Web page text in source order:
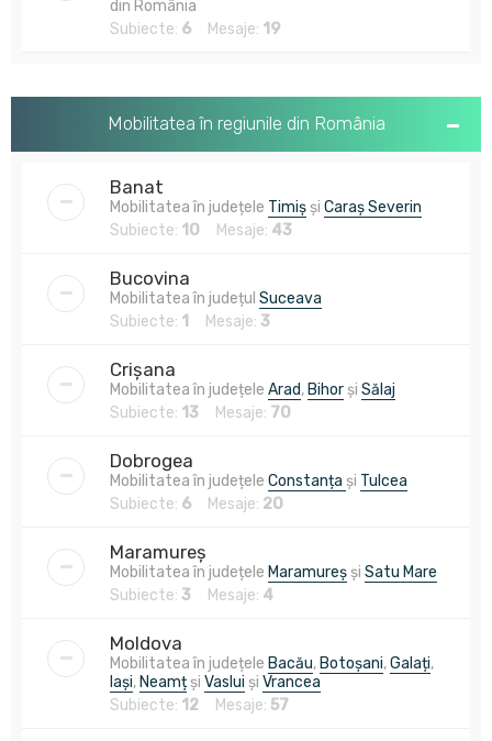
din România
Subiecte: 6 Mesaje: 19
Mobilitatea în regiunile din România
Banat
Mobilitatea în județele Timișși Caraș Severin
Subiecte: 10 Mesaje: 43
Bucovina
Mobilitatea în județul Suceava
Subiecte: 1 Mesaje: 3
Crișana
Mobilitatea în județele Arad, Bihorși Sălaj
Subiecte: 13 Mesaje: 70
Dobrogea
Mobilitatea în județele Constanța și Tulcea
Subiecte: 6 Mesaje: 20
Maramureș
Mobilitatea în județele Maramureșși Satu Mare
Subiecte: 3 Mesaje: 4
Moldova
Mobilitatea în județele Bacău, Botoșani,Galați,
Iași, Neamțși Vaslui și Vrancea
Subiecte: 12 Mesaje: 57